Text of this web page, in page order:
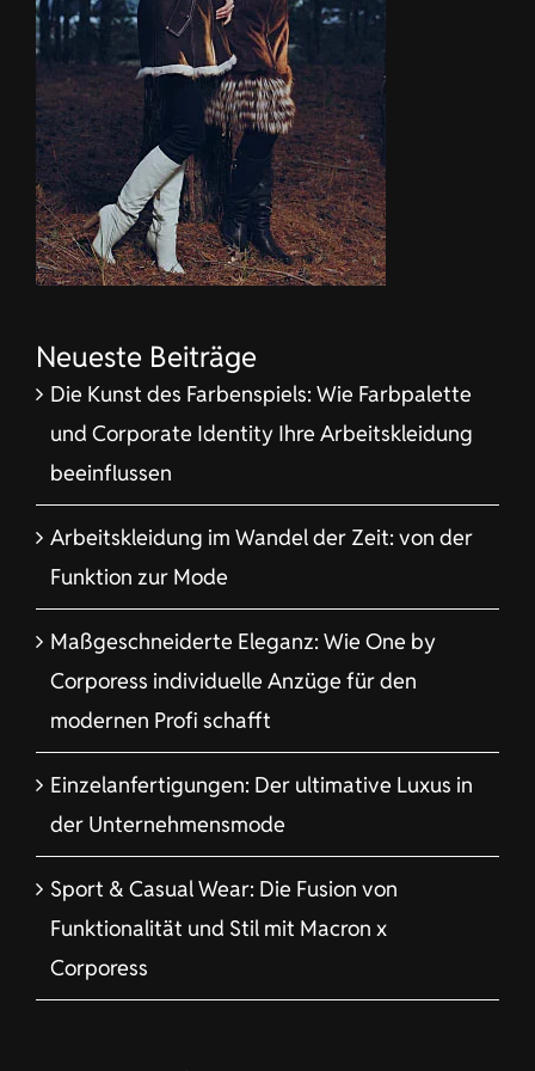
Die Kunst des Farbenspiels: Wie Farbpalette
und Corporate Identity Ihre Arbeitskleidung
beeinflussen
Arbeitskleidung im Wandel der Zeit: von der
Funktion zur Mode
Maßgeschneiderte Eleganz: Wie One by
Corporess individuelle Anzüge für den
modernen Profi schafft
Einzelanfertigungen: Der ultimative Luxus in
der Unternehmensmode
Sport & Casual Wear: Die Fusion von
Funktionalität und Stil mit Macron x
Corporess